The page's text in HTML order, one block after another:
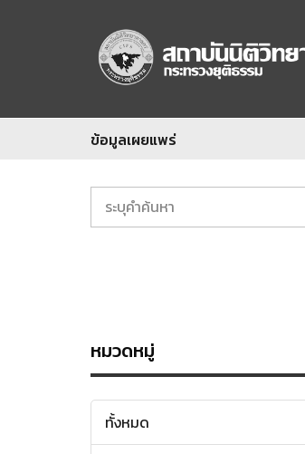
ข้อมูลเผยแพร่
หมวดหมู่
ทั้งหมด